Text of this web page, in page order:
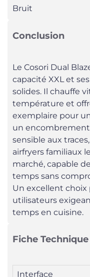
Bruit
Conclusion
Le Cosori Dual
capacité XXL et
solides. Il chauffe
température et
exemplaire pour
un
sensible aux
airfryers familiaux
marché, capable
temps sans
Un excellent choix
utilisateurs
temps en cuisine.
Fiche
Interface